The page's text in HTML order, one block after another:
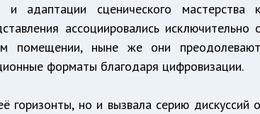
адаптации сценического мастерства к
ассоциировались исключительно с
помещении, ныне же они преодолевают
форматы благодаря цифровизации.
но и вызвала серию дискуссий о